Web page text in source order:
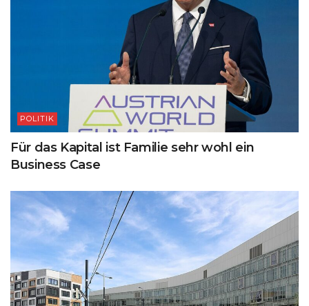
POLITIK
Für das Kapital ist Familie sehr wohl ein
Business Case